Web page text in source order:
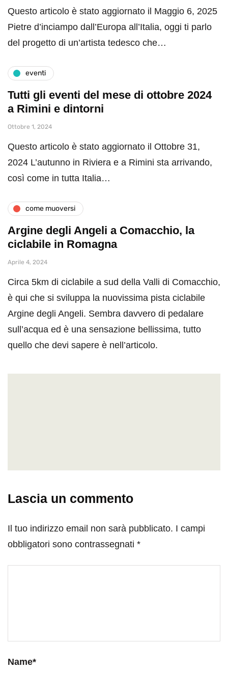
Questo articolo è stato aggiornato il Maggio 6, 2025
Pietre d’inciampo dall’Europa all’Italia, oggi ti parlo
del progetto di un’artista tedesco che…
eventi
Tutti gli eventi del mese di ottobre 2024
a Rimini e dintorni
Ottobre 1, 2024
Questo articolo è stato aggiornato il Ottobre 31,
2024 L’autunno in Riviera e a Rimini sta arrivando,
così come in tutta Italia…
come muoversi
Argine degli Angeli a Comacchio, la
ciclabile in Romagna
Aprile 4, 2024
Circa 5km di ciclabile a sud della Valli di Comacchio,
è qui che si sviluppa la nuovissima pista ciclabile
Argine degli Angeli. Sembra davvero di pedalare
sull’acqua ed è una sensazione bellissima, tutto
quello che devi sapere è nell’articolo.
Lascia un commento
Il tuo indirizzo email non sarà pubblicato. I campi
obbligatori sono contrassegnati *
Name*